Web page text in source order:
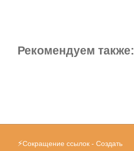
Рекомендуем также:
⚡Сокращение ссылок - Создать